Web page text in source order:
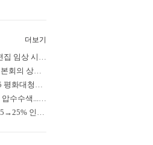
더보기
中 6세 아동, 뇌 유전자 편집 임상 시험 중 사망... 의료진 1년간 ....
‘파룬궁 보호법’ 美 상원 본회의 상정... 최종 입법 ‘초읽기’
[기자회견] “파룬궁 ‘4.25 평화대청원’ 기념 & 중공의 션윈 공연 .....
美 FBI, 조지아주 선관위 압수수색... 트럼프 “부정선거 증거 확보....
트럼프, 한국 상호관세 15→25% 인상... “韓 국회 무력합의 미비준”....